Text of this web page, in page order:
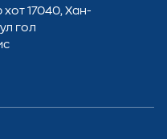
17040, Хан-
гол